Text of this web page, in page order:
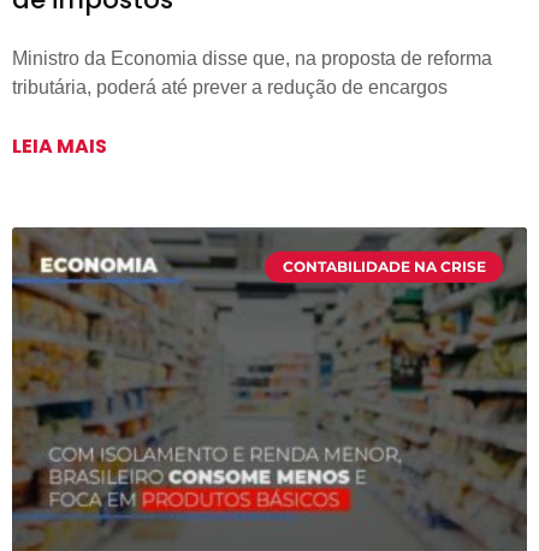
Ministro da Economia disse que, na proposta de reforma
tributária, poderá até prever a redução de encargos
LEIA MAIS
CONTABILIDADE NA CRISE